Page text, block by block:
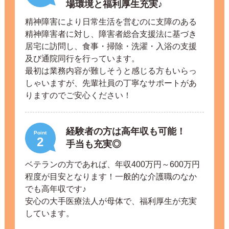
場環境と福利厚生充実♪
精神障害により日常生活を営むのに支障のある
精神障害者に対し、障害者総合支援法に基づき
居宅に訪問し、食事・掃除・洗濯・入浴の支援
及び通院同行を行っています。
最初は業務内容が難しそうと感じる方もいらっ
しゃいますが、先輩社員の丁寧なサポートがあ
りますのでご安心ください！
Point
2
経験者の方は高年収も可能！
手当も充実◎
ベテランの方であれば、年収400万円～600万円
程度が目安となります！一般的な介護職のなか
でも高年収です♪
安心の大手医療法人が母体で、福利厚生が充実
しています。